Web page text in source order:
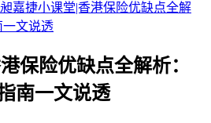
昶嘉捷小课堂|香港保险优缺点全解
一文说透
保险优缺点全解析：
南一文说透